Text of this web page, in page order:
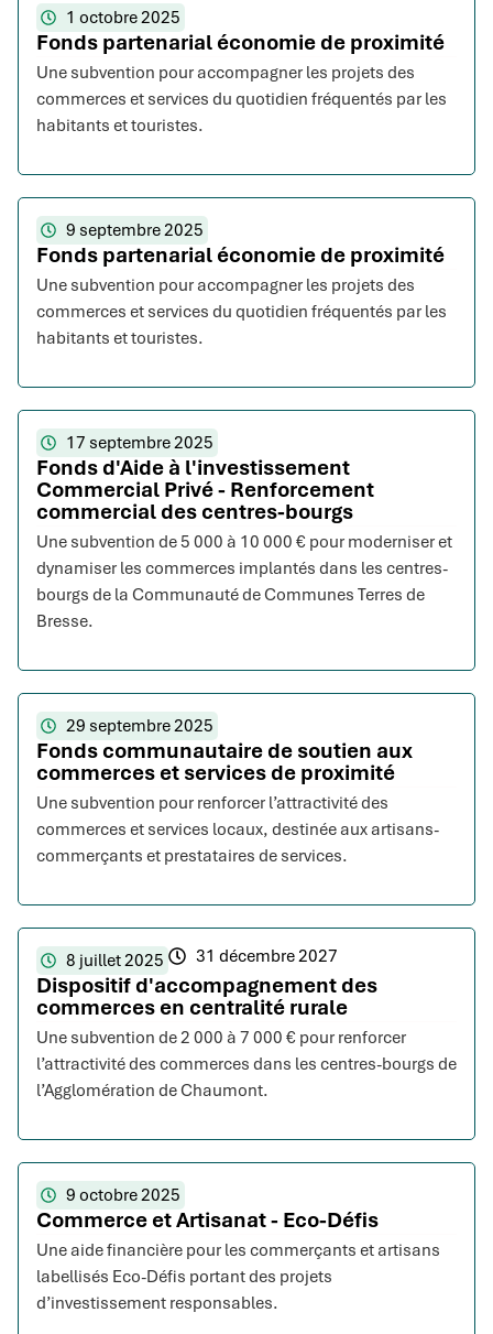
1 octobre 2025
Fonds partenarial économie de proximité
Une subvention pour accompagner les projets des
commerces et services du quotidien fréquentés par les
habitants et touristes.
9 septembre 2025
Fonds partenarial économie de proximité
Une subvention pour accompagner les projets des
commerces et services du quotidien fréquentés par les
habitants et touristes.
17 septembre 2025
Fonds d'Aide à l'investissement
Commercial Privé - Renforcement
commercial des centres-bourgs
Une subvention de 5 000 à 10 000 € pour moderniser et
dynamiser les commerces implantés dans les centres-
bourgs de la Communauté de Communes Terres de
Bresse.
29 septembre 2025
Fonds communautaire de soutien aux
commerces et services de proximité
Une subvention pour renforcer l’attractivité des
commerces et services locaux, destinée aux artisans-
commerçants et prestataires de services.
8 juillet 2025 31 décembre 2027
Dispositif d'accompagnement des
commerces en centralité rurale
Une subvention de 2 000 à 7 000 € pour renforcer
l’attractivité des commerces dans les centres-bourgs de
l’Agglomération de Chaumont.
9 octobre 2025
Commerce et Artisanat - Eco-Défis
Une aide financière pour les commerçants et artisans
labellisés Eco-Défis portant des projets
d’investissement responsables.